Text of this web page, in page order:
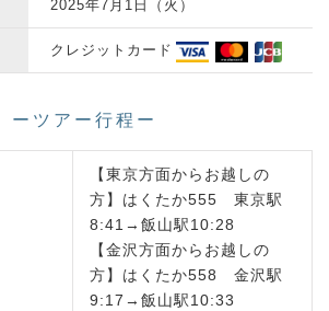
2025年7月1日（火）
クレジットカード
ーツアー行程ー
【東京方面からお越しの
方】はくたか555 東京駅
8:41→飯山駅10:28
【金沢方面からお越しの
方】はくたか558 金沢駅
9:17→飯山駅10:33